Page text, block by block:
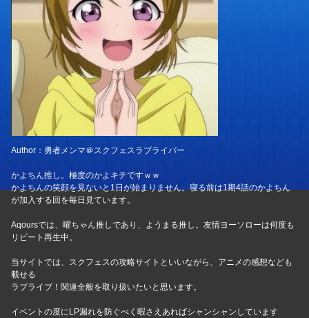
Author：勇者メンマ＠スクフェスラブライバー
かよちん推し。極度のかよキチですｗｗ
かよちんの笑顔を見ないと1日が始まりません。寝る前は1期4話のかよちん
が加入する回を毎日見ています。
Aqoursでは、曜ちゃん推しであり、ようまる推し。友情ヨーソローは何度も
リピート再生中。
当サイトでは、スクフェスの攻略サイトといいながら、アニメの感想なども
載せる
ラブライブ！関連全般を取り扱いたいと思います。
イベントの度にLP漏れを防ぐべく暇さえあればシャンシャンしています